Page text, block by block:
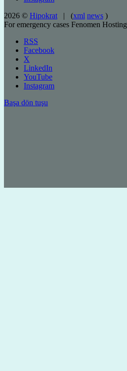
2026 © Hipokrat | (xml news )
For emergency cases Fenomen Hosting
RSS
Facebook
X
LinkedIn
YouTube
Instagram
Başa dön tuşu